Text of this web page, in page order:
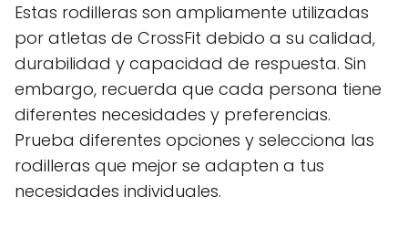
Estas rodilleras son ampliamente utilizadas
por atletas de CrossFit debido a su calidad,
durabilidad y capacidad de respuesta. Sin
embargo, recuerda que cada persona tiene
diferentes necesidades y preferencias.
Prueba diferentes opciones y selecciona las
rodilleras que mejor se adapten a tus
necesidades individuales.